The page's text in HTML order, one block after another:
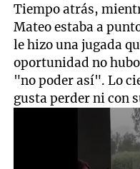
Tiempo atrás,
Mateo estaba a
le hizo una jugada
oportunidad no
"no poder así". Lo
gusta perder ni con